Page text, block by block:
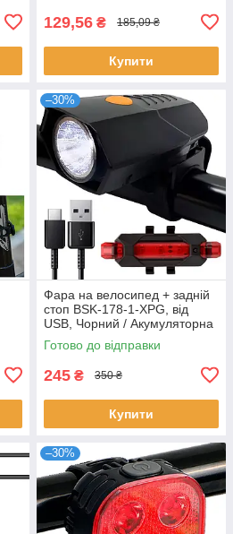
129,56 ₴ 185,09 ₴
Купити
–30%
Фара на велосипед + задній
стоп BSK-178-1-XPG, від
USB, Чорний / Акумуляторна
велофара на кермо /
Велосипедний ліхтар
Готово до відправки
245 ₴ 350 ₴
Купити
–30%